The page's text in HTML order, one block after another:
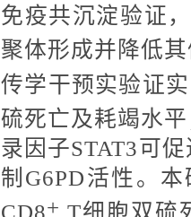
免疫共沉淀验证
聚体形成并降低
传学干预实验证
硫死亡及耗竭水
录因子STAT3可
制G6PD活性。
+